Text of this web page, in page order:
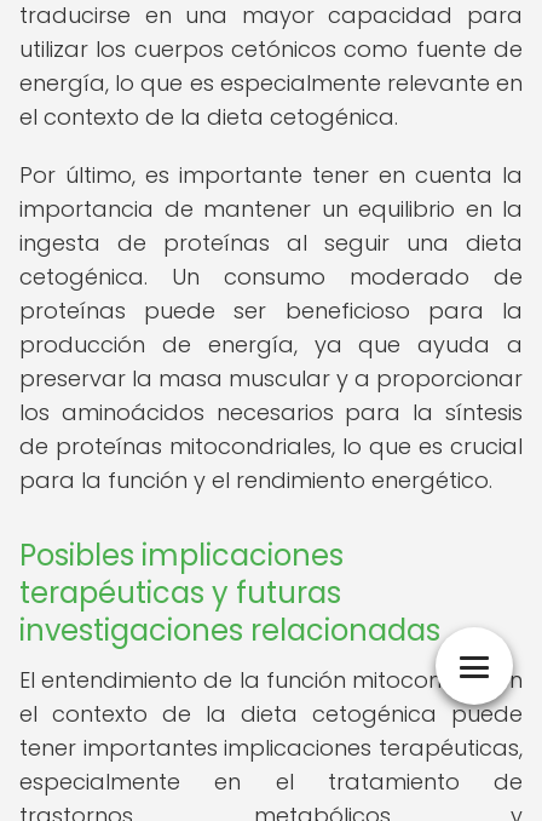
traducirse en una mayor capacidad para
utilizar los cuerpos cetónicos como fuente de
energía, lo que es especialmente relevante en
el contexto de la dieta cetogénica.
Por último, es importante tener en cuenta la
importancia de mantener un equilibrio en la
ingesta de proteínas al seguir una dieta
cetogénica. Un consumo moderado de
proteínas puede ser beneficioso para la
producción de energía, ya que ayuda a
preservar la masa muscular y a proporcionar
los aminoácidos necesarios para la síntesis
de proteínas mitocondriales, lo que es crucial
para la función y el rendimiento energético.
Posibles implicaciones
terapéuticas y futuras
investigaciones relacionadas
El entendimiento de la función mitocondrial en
el contexto de la dieta cetogénica puede
tener importantes implicaciones terapéuticas,
especialmente en el tratamiento de